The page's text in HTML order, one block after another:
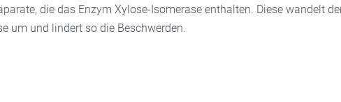
die das Enzym Xylose-Isomerase enthalten. Diese wandelt
um und lindert so die Beschwerden.